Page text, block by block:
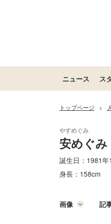
ニュース ス
トップページ >
安めぐみ
誕生日： 1981年
身長： 158cm
画像 記